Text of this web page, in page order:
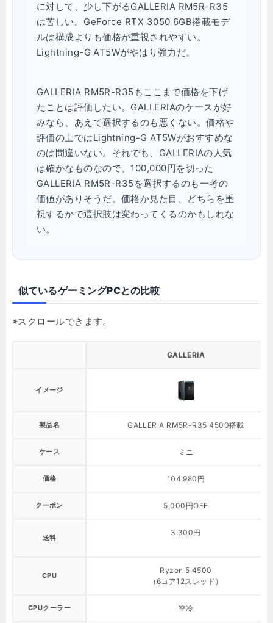
に対して、少し下がるGALLERIA RM5R-R35
は苦しい。GeForce RTX 3050 6GB搭載モデ
ルは構成よりも価格が重視されやすい。
Lightning-G AT5Wがやはり強力だ。
GALLERIA RM5R-R35もここまで価格を下げ
たことは評価したい。GALLERIAのケースが好
みなら、あえて選択するのも悪くない。価格や
評価の上ではLightning-G AT5Wがおすすめな
のは間違いない。それでも、GALLERIAの人気
は確かなものなので、100,000円を切った
GALLERIA RM5R-R35を選択するのも一考の
価値がありそうだ。価格か見た目、どちらを重
視するかで選択肢は変わってくるのかもしれな
い。
似ているゲーミングPCとの比較
GALLERIA
イメージ
製品名 GALLERIA RM5R-R35 4500搭載
ケース ミニ
価格 104,980円
クーポン 5,000円OFF
送料
3,300円
CPU
Ryzen 5 4500
（6コア12スレッド）
CPUクーラー 空冷